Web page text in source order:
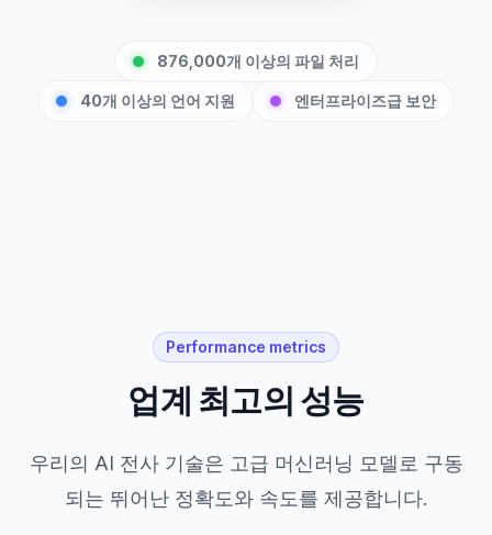
876,000개 이상의 파일 처리
40개 이상의 언어 지원 엔터프라이즈급 보안
Performance metrics
업계 최고의 성능
우리의 AI 전사 기술은 고급 머신러닝 모델로 구동
되는 뛰어난 정확도와 속도를 제공합니다.